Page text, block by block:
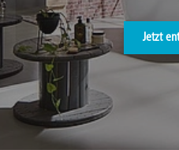
Jetzt